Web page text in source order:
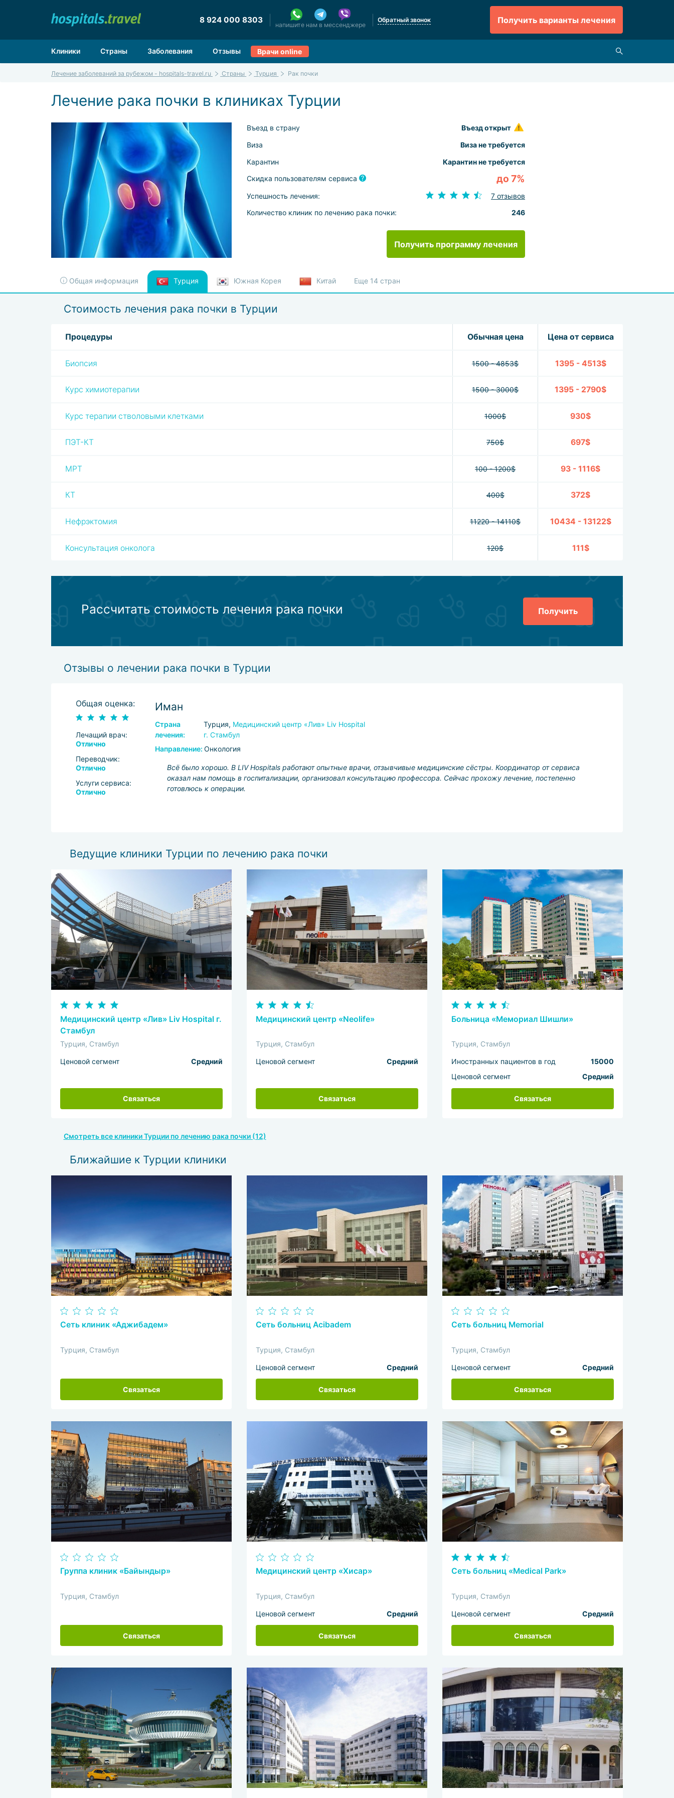
8 924 000 8303
напишите нам в мессенджере
Обратный звонок Получить варианты лечения
Клиники Страны Заболевания Отзывы Врачи online
Лечение заболеваний за рубежом - hospitals-travel.ru Страны Турция Рак почки
Лечение рака почки в клиниках Турции
Въезд в страну Въезд открыт
Виза
Виза не требуется
Карантин
Карантин не требуется
Скидка пользователям сервиса
до 7%
Успешность лечения:
7 отзывов
Количество клиник по лечению рака почки:
246
Получить программу лечения
Общая информация Турция Южная Корея Китай Еще 14 стран
Стоимость лечения рака почки в Турции
Процедуры Обычная цена Цена от сервиса
Биопсия 1500 - 4853$ 1395 - 4513$
Курс химиотерапии 1500 - 3000$ 1395 - 2790$
Курс терапии стволовыми клетками 1000$ 930$
ПЭТ-КТ 750$ 697$
МРТ 100 - 1200$ 93 - 1116$
КТ 400$ 372$
Нефрэктомия 11220 - 14110$ 10434 - 13122$
Консультация онколога 120$ 111$
Рассчитать стоимость лечения рака почки Получить
Отзывы о лечении рака почки в Турции
Общая оценка:
Лечащий врач:
Отлично
Переводчик:
Отлично
Услуги сервиса:
Отлично
Иман
Страна
лечения:
Турция, Медицинский центр «Лив» Liv Hospital
г. Стамбул
Направление: Онкология
Всё было хорошо. В LIV Hospitals работают опытные врачи, отзывчивые медицинские сёстры. Координатор от сервиса
оказал нам помощь в госпитализации, организовал консультацию профессора. Сейчас прохожу лечение, постепенно
готовлюсь к операции.
Ведущие клиники Турции по лечению рака почки
Медицинский центр «Лив» Liv Hospital г.
Стамбул
Турция, Стамбул
Ценовой сегмент Средний
Связаться
Медицинский центр «Neolife»
Турция, Стамбул
Ценовой сегмент Средний
Связаться
Больница «Мемориал Шишли»
Турция, Стамбул
Иностранных пациентов в год
15000
Ценовой сегмент
Средний
Связаться
Смотреть все клиники Турции по лечению рака почки (12)
Ближайшие к Турции клиники
Сеть клиник «Аджибадем»
Турция, Стамбул
Связаться
Сеть больниц Acibadem
Турция, Стамбул
Ценовой сегмент Средний
Связаться
Сеть больниц Memorial
Турция, Стамбул
Ценовой сегмент Средний
Связаться
Группа клиник «Байындыр»
Турция, Стамбул
Связаться
Медицинский центр «Хисар»
Турция, Стамбул
Ценовой сегмент Средний
Связаться
Сеть больниц «Medical Park»
Турция, Стамбул
Ценовой сегмент Средний
Связаться